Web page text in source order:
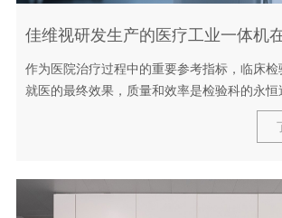
佳维视研发生产的医疗工业一体机
作为医院治疗过程中的重要参考指标，临床
就医的最终效果，质量和效率是检验科的永恒
生产医疗端工业一体机，为临床提质增效，